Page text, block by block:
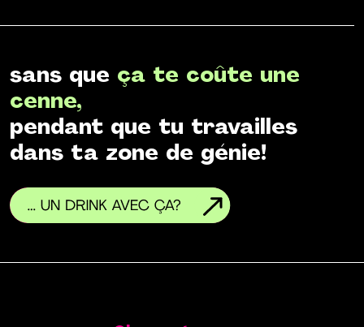
sans que ça te coûte une
cenne,
pendant que tu travailles
dans ta zone de génie!